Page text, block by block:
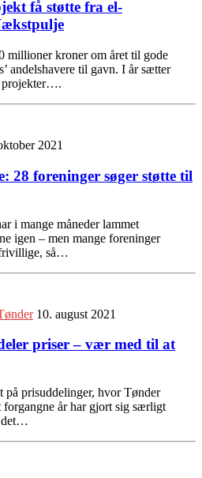
få støtte fra el-
kroner om året til gode
andelshavere til gavn. I år sætter
projekter….
2021
28 foreninger søger støtte til
i mange måneder lammet
igen – men mange foreninger
frivillige, så…
10. august 2021
priser – vær med til at
på prisuddelinger, hvor Tønder
år har gjort sig særligt
det…